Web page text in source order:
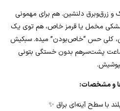
و زرق‌وبرق دلنشین. هم برای مهمونی
مخمل یا قرمز خاص، هم توی یک
کلی حس “خاص‌بودن” میده. سبکیش
پشت‌سرهم بدون خستگی بتونی
و مشخصات:
با سطح آینه‌ای براق ✨